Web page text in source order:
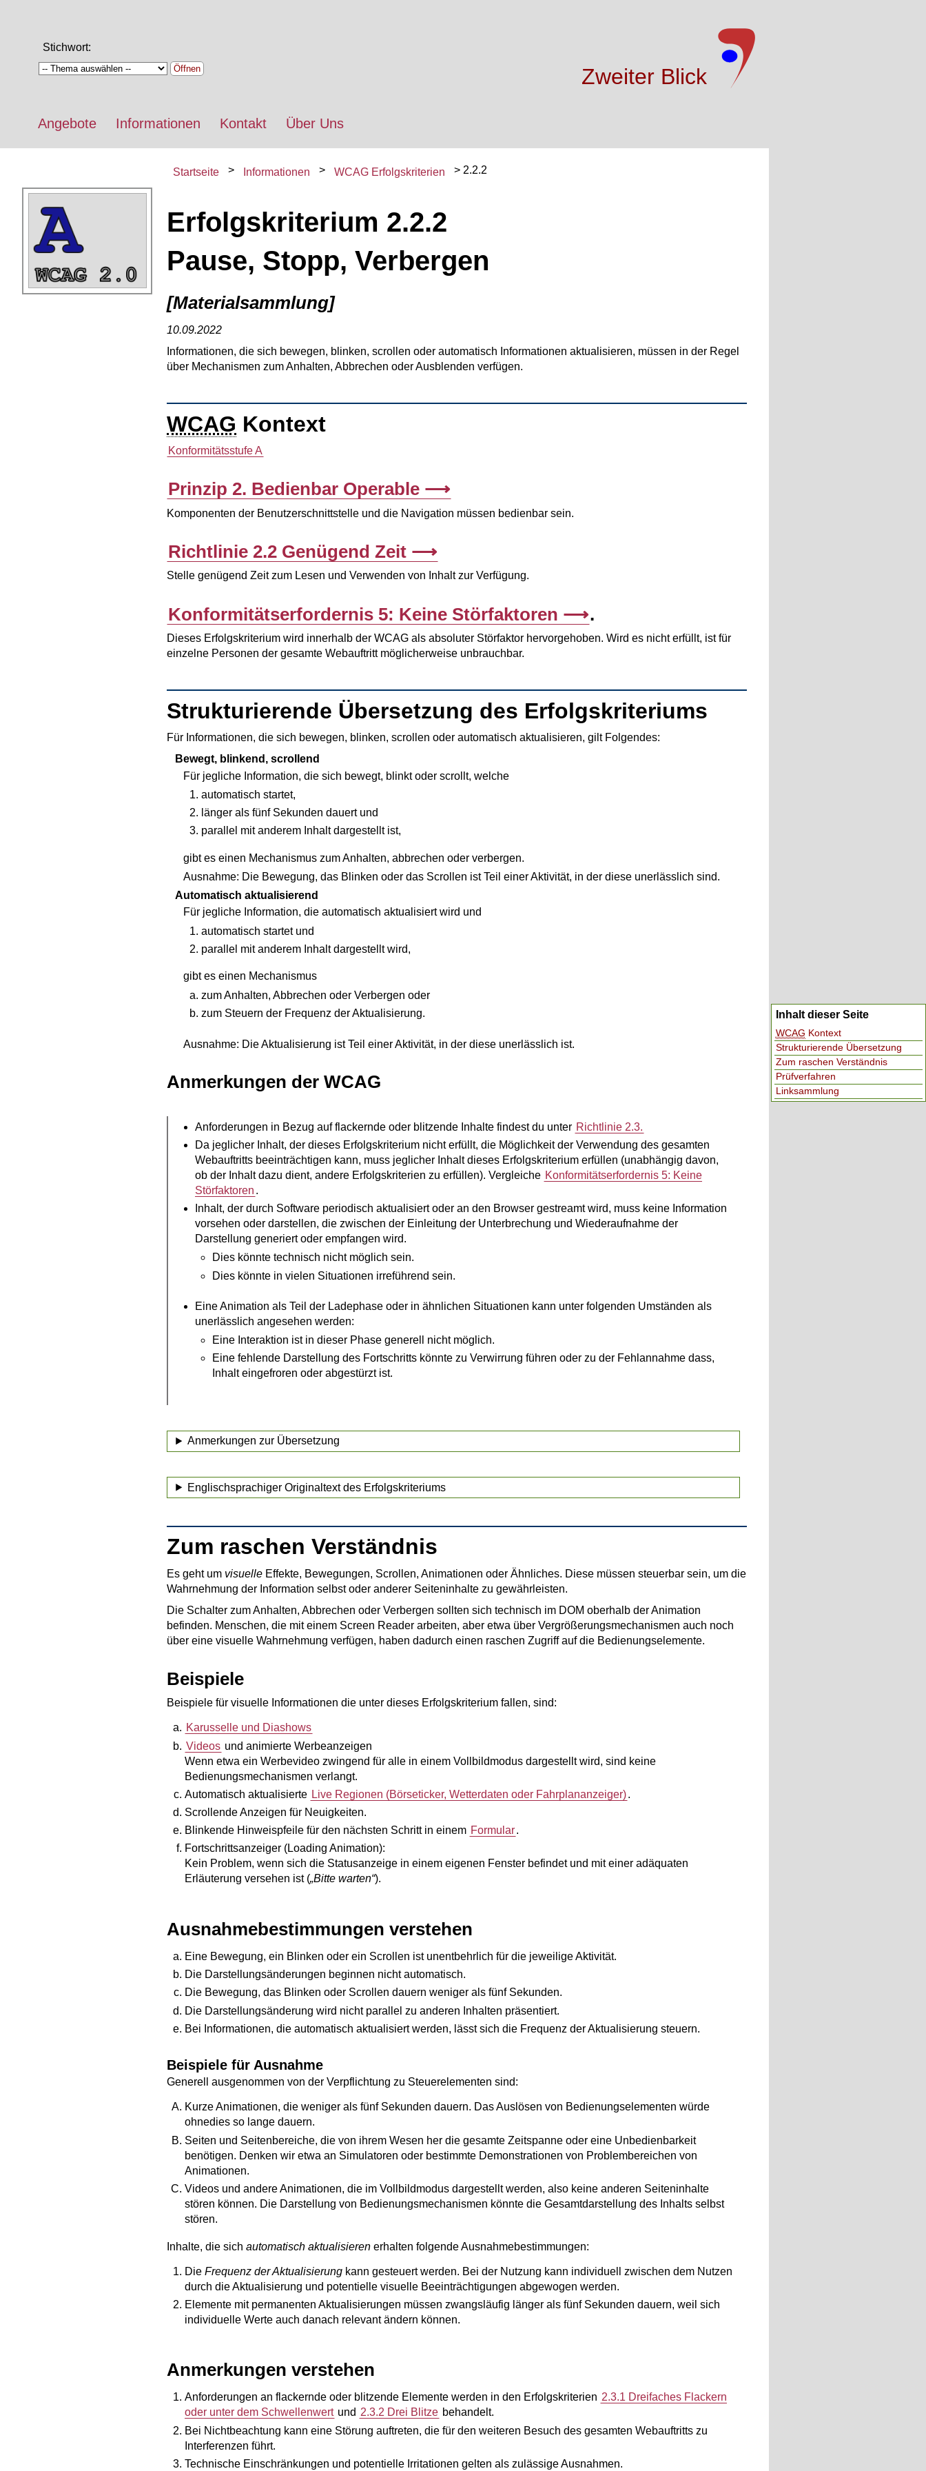
Zweiter Blick
Stichwort:
Öffnen
Angebote Informationen Kontakt Über Uns
Startseite Informationen WCAG Erfolgskriterien 2.2.2
Erfolgskriterium 2.2.2
Pause, Stopp, Verbergen
[Materialsammlung]
10.09.2022
Informationen, die sich bewegen, blinken, scrollen oder automatisch Informationen aktualisieren, müssen in der Regel
über Mechanismen zum Anhalten, Abbrechen oder Ausblenden verfügen.
Inhalt dieser Seite
WCAG Kontext
Strukturierende Übersetzung
Zum raschen Verständnis
Prüfverfahren
Linksammlung
WCAG Kontext
KonformitätsstufeA
Prinzip 2. Bedienbar Operable
Komponenten der Benutzerschnittstelle und die Navigation müssen bedienbar sein.
Richtlinie 2.2 Genügend Zeit
Stelle genügend Zeit zum Lesen und Verwenden von Inhalt zur Verfügung.
Konformitätserfordernis 5: Keine Störfaktoren .
Dieses Erfolgskriterium wird innerhalb der WCAG als absoluter Störfaktor hervorgehoben. Wird es nicht erfüllt, ist für
einzelne Personen der gesamte Webauftritt möglicherweise unbrauchbar.
Strukturierende Übersetzung des Erfolgskriteriums
Für Informationen, die sich bewegen, blinken, scrollen oder automatisch aktualisieren, gilt Folgendes:
Bewegt, blinkend, scrollend
Für jegliche Information, die sich bewegt, blinkt oder scrollt, welche
automatisch startet,
länger als fünf Sekunden dauert und
parallel mit anderem Inhalt dargestellt ist,
gibt es einen Mechanismus zum Anhalten, abbrechen oder verbergen.
Ausnahme: Die Bewegung, das Blinken oder das Scrollen ist Teil einer Aktivität, in der diese unerlässlich sind.
Automatisch aktualisierend
Für jegliche Information, die automatisch aktualisiert wird und
automatisch startet und
parallel mit anderem Inhalt dargestellt wird,
gibt es einen Mechanismus
zum Anhalten, Abbrechen oder Verbergen oder
zum Steuern der Frequenz der Aktualisierung.
Ausnahme: Die Aktualisierung ist Teil einer Aktivität, in der diese unerlässlich ist.
Anmerkungen der WCAG
Anforderungen in Bezug auf flackernde oder blitzende Inhalte findest du unter Richtlinie 2.3.
Da jeglicher Inhalt, der dieses Erfolgskriterium nicht erfüllt, die Möglichkeit der Verwendung des gesamten
Webauftritts beeinträchtigen kann, muss jeglicher Inhalt dieses Erfolgskriterium erfüllen (unabhängig davon,
ob der Inhalt dazu dient, andere Erfolgskriterien zu erfüllen). Vergleiche Konformitätserfordernis 5: Keine
Störfaktoren .
Inhalt, der durch Software periodisch aktualisiert oder an den Browser gestreamt wird, muss keine Information
vorsehen oder darstellen, die zwischen der Einleitung der Unterbrechung und Wiederaufnahme der
Darstellung generiert oder empfangen wird.
Dies könnte technisch nicht möglich sein.
Dies könnte in vielen Situationen irreführend sein.
Eine Animation als Teil der Ladephase oder in ähnlichen Situationen kann unter folgenden Umständen als
unerlässlich angesehen werden:
Eine Interaktion ist in dieser Phase generell nicht möglich.
Eine fehlende Darstellung des Fortschritts könnte zu Verwirrung führen oder zu der Fehlannahme dass,
Inhalt eingefroren oder abgestürzt ist.
Anmerkungen zur Übersetzung
Englischsprachiger Originaltext des Erfolgskriteriums
Zum raschen Verständnis
Es geht um visuelle Effekte, Bewegungen, Scrollen, Animationen oder Ähnliches. Diese müssen steuerbar sein, um die
Wahrnehmung der Information selbst oder anderer Seiteninhalte zu gewährleisten.
Die Schalter zum Anhalten, Abbrechen oder Verbergen sollten sich technisch im DOM oberhalb der Animation
befinden. Menschen, die mit einem Screen Reader arbeiten, aber etwa über Vergrößerungsmechanismen auch noch
über eine visuelle Wahrnehmung verfügen, haben dadurch einen raschen Zugriff auf die Bedienungselemente.
Beispiele
Beispiele für visuelle Informationen die unter dieses Erfolgskriterium fallen, sind:
Karusselle und Diashows
Videos und animierte Werbeanzeigen
Wenn etwa ein Werbevideo zwingend für alle in einem Vollbildmodus dargestellt wird, sind keine
Bedienungsmechanismen verlangt.
Automatisch aktualisierte Live Regionen (Börseticker, Wetterdaten oder Fahrplananzeiger).
Scrollende Anzeigen für Neuigkeiten.
Blinkende Hinweispfeile für den nächsten Schritt in einem Formular.
Fortschrittsanzeiger (Loading Animation):
Kein Problem, wenn sich die Statusanzeige in einem eigenen Fenster befindet und mit einer adäquaten
Erläuterung versehen ist ( Bitte warten ).
Ausnahmebestimmungen verstehen
Eine Bewegung, ein Blinken oder ein Scrollen ist unentbehrlich für die jeweilige Aktivität.
Die Darstellungsänderungen beginnen nicht automatisch.
Die Bewegung, das Blinken oder Scrollen dauern weniger als fünf Sekunden.
Die Darstellungsänderung wird nicht parallel zu anderen Inhalten präsentiert.
Bei Informationen, die automatisch aktualisiert werden, lässt sich die Frequenz der Aktualisierung steuern.
Beispiele für Ausnahme
Generell ausgenommen von der Verpflichtung zu Steuerelementen sind:
Kurze Animationen, die weniger als fünf Sekunden dauern. Das Auslösen von Bedienungselementen würde
ohnedies so lange dauern.
Seiten und Seitenbereiche, die von ihrem Wesen her die gesamte Zeitspanne oder eine Unbedienbarkeit
benötigen. Denken wir etwa an Simulatoren oder bestimmte Demonstrationen von Problembereichen von
Animationen.
Videos und andere Animationen, die im Vollbildmodus dargestellt werden, also keine anderen Seiteninhalte
stören können. Die Darstellung von Bedienungsmechanismen könnte die Gesamtdarstellung des Inhalts selbst
stören.
Inhalte, die sichautomatisch aktualisieren erhalten folgende Ausnahmebestimmungen:
Die Frequenz der Aktualisierungkann gesteuert werden. Bei der Nutzung kann individuell zwischen dem Nutzen
durch die Aktualisierung und potentielle visuelle Beeinträchtigungen abgewogen werden.
Elemente mit permanenten Aktualisierungen müssen zwangsläufig länger als fünf Sekunden dauern, weil sich
individuelle Werte auch danach relevant ändern können.
Anmerkungen verstehen
Anforderungen an flackernde oder blitzende Elemente werden in den Erfolgskriterien 2.3.1 Dreifaches Flackern
oder unter dem Schwellenwert und 2.3.2 Drei Blitze behandelt.
Bei Nichtbeachtung kann eine Störung auftreten, die für den weiteren Besuch des gesamten Webauftritts zu
Interferenzen führt.
Technische Einschränkungen und potentielle Irritationen gelten als zulässige Ausnahmen.